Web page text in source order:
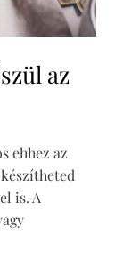
az
ehhez az
is. A